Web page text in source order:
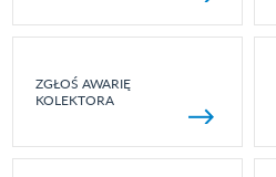
ZGŁOŚ AWARIĘ
KOLEKTORA